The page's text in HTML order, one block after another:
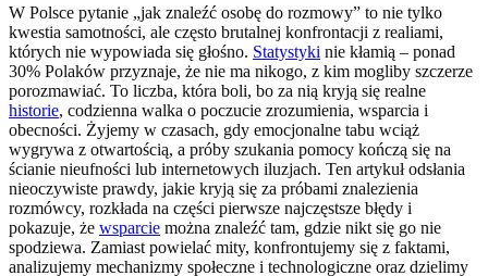
W Polsce pytanie „jak znaleźć osobę do rozmowy” to nie tylko
kwestia samotności, ale często brutalnej konfrontacji z realiami,
których nie wypowiada się głośno. Statystyki nie kłamią – ponad
30% Polaków przyznaje, że nie ma nikogo, z kim mogliby szczerze
porozmawiać. To liczba, która boli, bo za nią kryją się realne
historie, codzienna walka o poczucie zrozumienia, wsparcia i
obecności. Żyjemy w czasach, gdy emocjonalne tabu wciąż
wygrywa z otwartością, a próby szukania pomocy kończą się na
ścianie nieufności lub internetowych iluzjach. Ten artykuł odsłania
nieoczywiste prawdy, jakie kryją się za próbami znalezienia
rozmówcy, rozkłada na części pierwsze najczęstsze błędy i
pokazuje, że wsparcie można znaleźć tam, gdzie nikt się go nie
spodziewa. Zamiast powielać mity, konfrontujemy się z faktami,
analizujemy mechanizmy społeczne i technologiczne oraz dzielimy